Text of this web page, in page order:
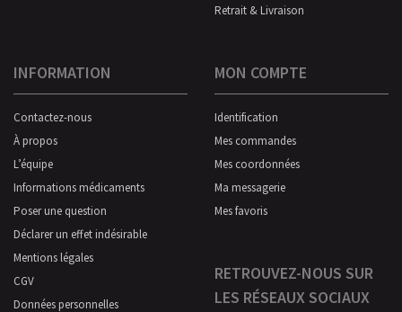
Retrait & Livraison
INFORMATION
Contactez-nous
À propos
L’équipe
Informations médicaments
Poser une question
Déclarer un effet indésirable
Mentions légales
CGV
Données personnelles
MON COMPTE
Identification
Mes commandes
Mes coordonnées
Ma messagerie
Mes favoris
RETROUVEZ-NOUS SUR
LES RÉSEAUX SOCIAUX